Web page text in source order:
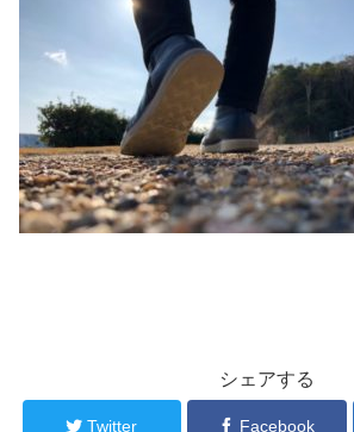
シェアする
Twitter Facebook